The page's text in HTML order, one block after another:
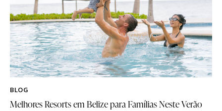
BLOG
Melhores Resorts em Belize para Famílias Neste Verão